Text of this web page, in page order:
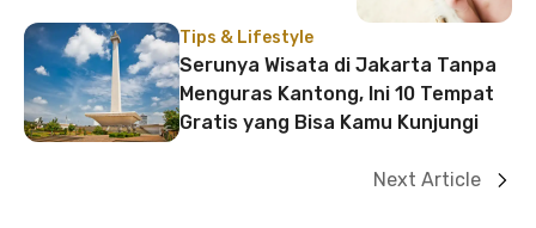
Tips & Lifestyle
Serunya Wisata di Jakarta Tanpa
Menguras Kantong, Ini 10 Tempat
Gratis yang Bisa Kamu Kunjungi
Next Article